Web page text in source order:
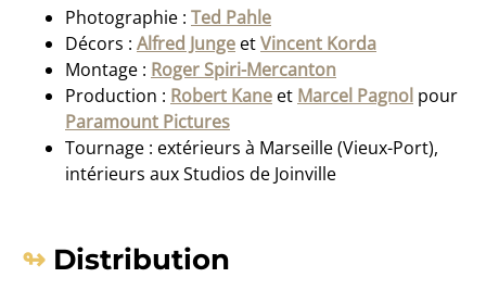
Photographie : Ted Pahle
Décors : Alfred Junge etVincent Korda
Montage : Roger Spiri-Mercanton
Production : Robert Kane et Marcel Pagnol pour
Paramount Pictures
Tournage : extérieurs à Marseille (Vieux-Port),
intérieurs aux Studios de Joinville
Distribution